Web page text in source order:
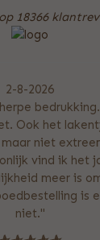
18366
2-8-2026
Ook het
niet
vind ik het
meer is
is
niet."